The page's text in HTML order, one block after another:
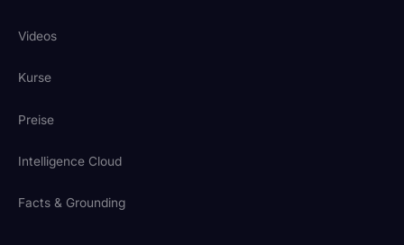
Videos
Kurse
Preise
Intelligence Cloud
Facts & Grounding